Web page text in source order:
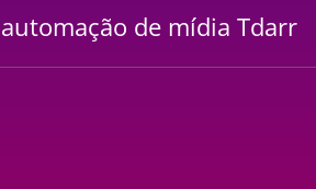
de mídia Tdarr